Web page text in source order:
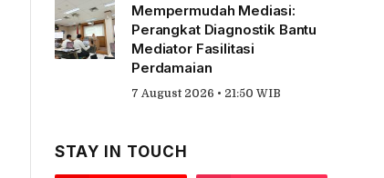
Mempermudah Mediasi:
Perangkat Diagnostik Bantu
Mediator Fasilitasi
Perdamaian
7 August 2026 • 21:50 WIB
STAY IN TOUCH